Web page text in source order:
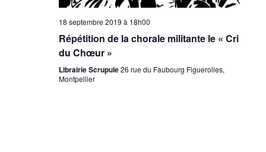
18 septembre 2019 à 18h00
Répétition de la chorale militante le « Cri
du Chœur »
Librairie Scrupule26 rue du Faubourg Figuerolles,
Montpellier